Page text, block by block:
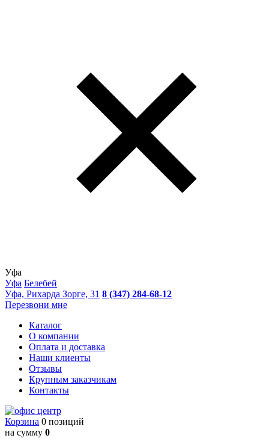
Уфа
Уфа Белебей
Уфа, Рихарда Зорге, 31 8 (347) 284-68-12
Перезвони мне
Каталог
О компании
Оплата и доставка
Наши клиенты
Отзывы
Крупным заказчикам
Контакты
Корзина 0 позиций
на сумму 0